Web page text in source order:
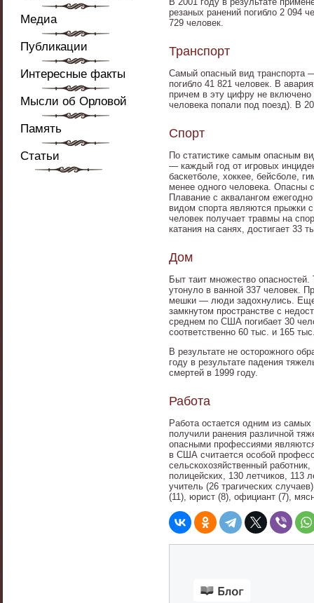
Медиа
Публикации
Интересные факты
Мысли об Орловой
Память
Статьи
резаных ранений погибло 2 094
729 человек.
Транспорт
Самый опасный вид транспорта
погибло 41 821 человек. В
причем в эту цифру не
человека попали под поезд). В
Спорт
По статистике самым опасным
— каждый год от игровых
баскетболе, хоккее, бейсболе,
менее одного человека.
Плавание с аквалангом
видом спорта являются прыжки
человек получает травмы на
катания на санях, достигает 33
Дом
Быт таит множество
утонуло в ванной 337 человек.
мешки — люди задохнулись. Еще
замкнутом пространстве с
среднем по США погибает 30
соответственно 60 тыс. и 165
В результате не осторожного
году в результате падения
смертей в 1999 году.
Работа
Работа остается одним из
получили ранения различной
опасными профессиями
в США считается особой
сельскохозяйственный
полицейских, 130 летчиков,
учитель (26 трагических
(11), юрист (8), официант (7),